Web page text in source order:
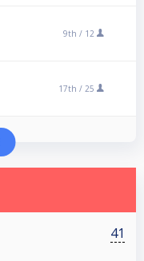
9th / 12
17th / 25
41